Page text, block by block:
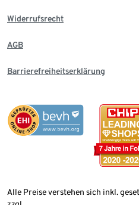
Widerrufsrecht
AGB
Barrierefreiheitserklärung
Alle Preise verstehen sich inkl.